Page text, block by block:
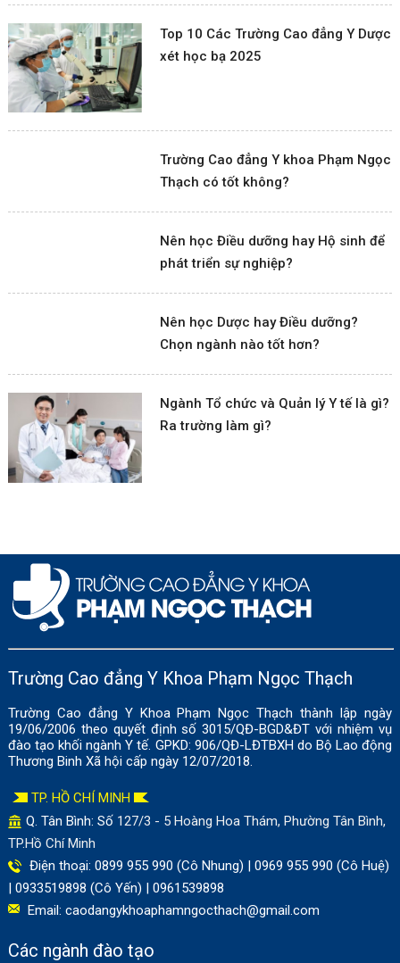
Top 10 Các Trường Cao đẳng Y Dược
xét học bạ 2025
Trường Cao đẳng Y khoa Phạm Ngọc
Thạch có tốt không?
Nên học Điều dưỡng hay Hộ sinh để
phát triển sự nghiệp?
Nên học Dược hay Điều dưỡng?
Chọn ngành nào tốt hơn?
Ngành Tổ chức và Quản lý Y tế là gì?
Ra trường làm gì?
Trường Cao đẳng Y Khoa Phạm Ngọc Thạch
Trường Cao đẳng Y Khoa Phạm Ngọc Thạch thành lập ngày
19/06/2006 theo quyết định số 3015/QĐ-BGD&ĐT với nhiệm vụ
đào tạo khối ngành Y tế. GPKD: 906/QĐ-LĐTBXH do Bộ Lao động
Thương Binh Xã hội cấp ngày 12/07/2018.
TP. HỒ CHÍ MINH
Q. Tân Bình: Số 127/3 - 5 Hoàng Hoa Thám, Phường Tân Bình,
TP.Hồ Chí Minh
Điện thoại: 0899 955 990 (Cô Nhung) | 0969 955 990 (Cô Huệ)
| 0933519898 (Cô Yến) | 0961539898
Email: caodangykhoaphamngocthach@gmail.com
Các ngành đào tạo